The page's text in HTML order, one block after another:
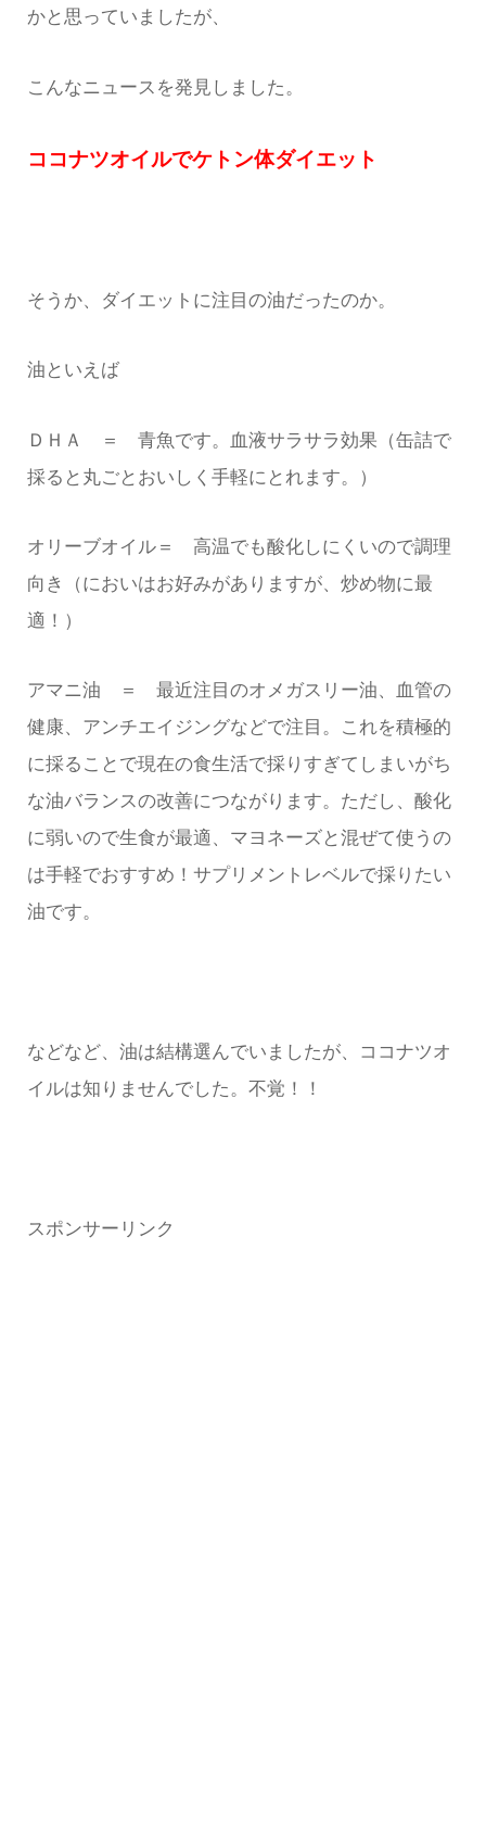
かと思っていましたが、
こんなニュースを発見しました。
ココナツオイルでケトン体ダイエット
そうか、ダイエットに注目の油だったのか。
油といえば
ＤＨＡ ＝ 青魚です。血液サラサラ効果（缶詰で
採ると丸ごとおいしく手軽にとれます。）
オリーブオイル＝ 高温でも酸化しにくいので調理
向き（においはお好みがありますが、炒め物に最
適！）
アマニ油 ＝ 最近注目のオメガスリー油、血管の
健康、アンチエイジングなどで注目。これを積極的
に採ることで現在の食生活で採りすぎてしまいがち
な油バランスの改善につながります。ただし、酸化
に弱いので生食が最適、マヨネーズと混ぜて使うの
は手軽でおすすめ！サプリメントレベルで採りたい
油です。
などなど、油は結構選んでいましたが、ココナツオ
イルは知りませんでした。不覚！！
スポンサーリンク